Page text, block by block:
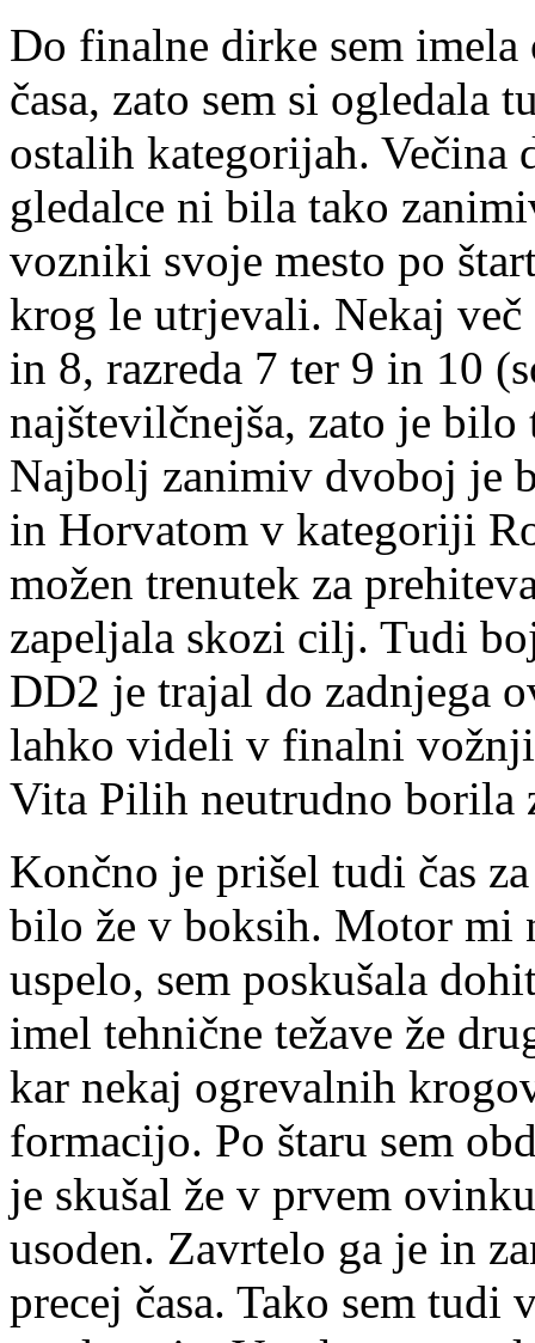
Do finalne dirke sem imela
časa, zato sem si ogledala
ostalih kategorijah. Večina
gledalce ni bila tako
vozniki svoje mesto po
krog le utrjevali. Nekaj
in 8, razreda 7 ter 9 in 10
najštevilčnejša, zato je
Najbolj zanimiv dvoboj je
in Horvatom v kategoriji
možen trenutek za
zapeljala skozi cilj. Tudi
DD2 je trajal do zadnjega
lahko videli v finalni vožnji
Vita Pilih neutrudno borila
Končno je prišel tudi čas
bilo že v boksih. Motor mi
uspelo, sem poskušala
imel tehnične težave že
kar nekaj ogrevalnih
formacijo. Po štaru sem
je skušal že v prvem
usoden. Zavrtelo ga je in
precej časa. Tako sem